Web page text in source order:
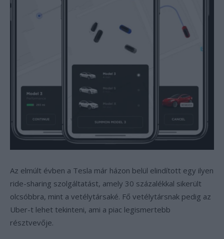
Az elmúlt évben a Tesla már házon belül elindított egy ilyen
ride-sharing szolgáltatást, amely 30 százalékkal sikerült
olcsóbbra, mint a vetélytársaké. Fő vetélytársnak pedig az
Uber-t lehet tekinteni, ami a piac legismertebb
résztvevője.